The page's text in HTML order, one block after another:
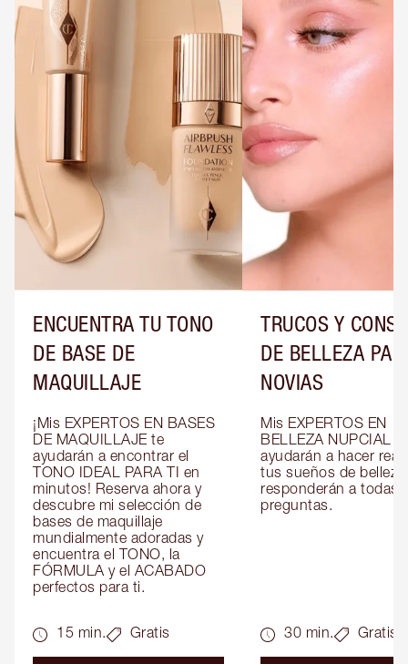
ENCUENTRA TU TONO
DE BASE DE
MAQUILLAJE
¡Mis EXPERTOS EN BASES
DE MAQUILLAJE te
ayudarán a encontrar el
TONO IDEAL PARA TI en
minutos! Reserva ahora y
descubre mi selección de
bases de maquillaje
mundialmente adoradas y
encuentra el TONO, la
FÓRMULA y el ACABADO
perfectos para ti.
15 min. Gratis
TRUCOS Y
DE BELLEZA
NOVIAS
Mis EXPERTOS EN
BELLEZA NUPCIAL te
ayudarán a hacer
tus sueños de belleza
responderán a todas
preguntas.
30 min. Gratis